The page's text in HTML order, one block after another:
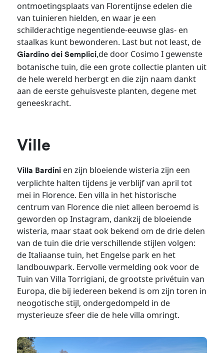
ontmoetingsplaats van Florentijnse edelen die
van tuinieren hielden, en waar je een
schilderachtige negentiende-eeuwse glas- en
staalkas kunt bewonderen. Last but not least, de
Giardino dei Semplici,de door Cosimo I gewenste
botanische tuin, die een grote collectie planten uit
de hele wereld herbergt en die zijn naam dankt
aan de eerste gehuisveste planten, degene met
geneeskracht.
Ville
Villa Bardini en zijn bloeiende wisteria zijn een
verplichte halten tijdens je verblijf van april tot
mei in Florence. Een villa in het historische
centrum van Florence die niet alleen beroemd is
geworden op Instagram, dankzij de bloeiende
wisteria, maar staat ook bekend om de drie delen
van de tuin die drie verschillende stijlen volgen:
de Italiaanse tuin, het Engelse park en het
landbouwpark. Eervolle vermelding ook voor de
Tuin van Villa Torrigiani, de grootste privétuin van
Europa, die bij iedereen bekend is om zijn toren in
neogotische stijl, ondergedompeld in de
mysterieuze sfeer die de hele villa omringt.